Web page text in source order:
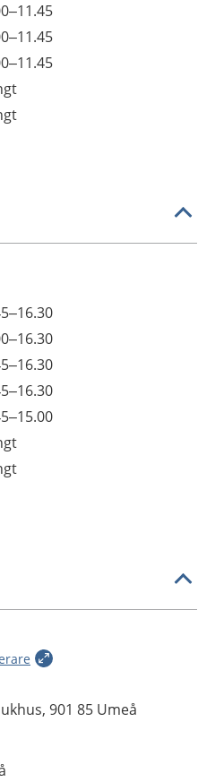
901 85 Umeå